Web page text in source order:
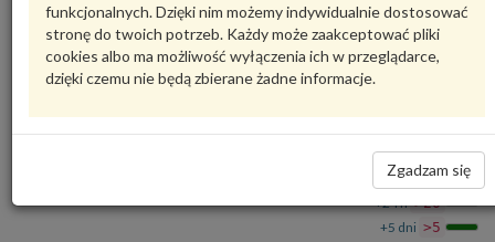
funkcjonalnych. Dzięki nim możemy indywidualnie dostosować
stronę do twoich potrzeb. Każdy może zaakceptować pliki
cookies albo ma możliwość wyłączenia ich w przeglądarce,
dzięki czemu nie będą zbierane żadne informacje.
Zgadzam się
6R1823633VAG
VAG - produkt oryginalny VW AUDI SEAT SKODA
Wspornik mocujący 6R1823633 VAG
30,06 zł
Dostępność
Wrocław 0
+24 h >20
+5 dni >5